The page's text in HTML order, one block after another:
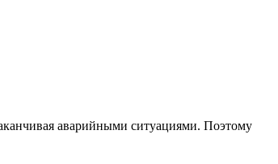
аварийными ситуациями. Поэтому